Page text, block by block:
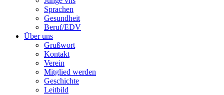
Sprachen
Gesundheit
Beruf/EDV
Über uns
Grußwort
Kontakt
Verein
Mitglied werden
Geschichte
Leitbild